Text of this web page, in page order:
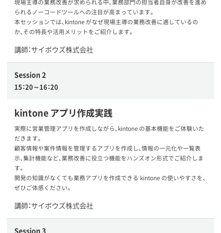
現場主導の業務改善が求められる中、業務部門の担当者自身が改善を進め
られるノーコードツールへの注目が高まっています。
本セッションでは、kintone がなぜ現場主導の業務改善に適しているの
か、その特長や活用メリットをご紹介します。
講師：サイボウズ株式会社
Session 2
15：20～16：20
kintone アプリ作成実践
実際に営業管理アプリを作成しながら、kintone の基本機能をご体験いた
だきます。
顧客情報や案件情報を管理するアプリを作成し、情報の一元化や一覧表
示、集計機能など、業務改善に役立つ機能をハンズオン形式でご紹介しま
す。
開発の知識がなくても業務アプリを作成できる kintone の使いやすさを、
ぜひご体感ください。
講師：サイボウズ株式会社
Session 3